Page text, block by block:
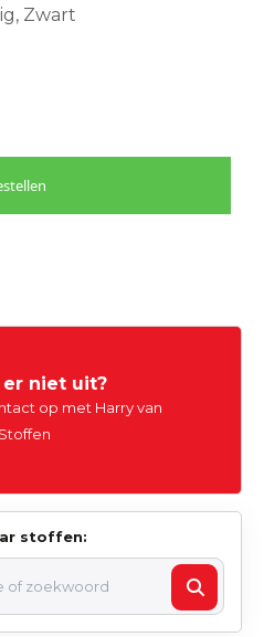
Zwart
er niet uit?
op met Harry van
stoffen: